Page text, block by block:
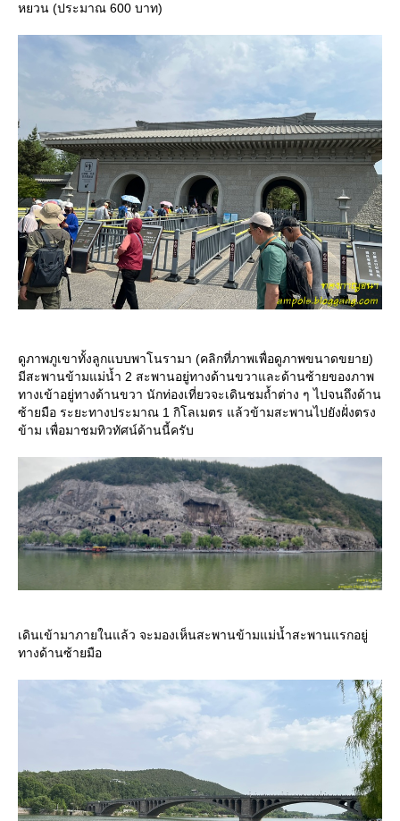
หยวน (ประมาณ 600 บาท)
ดูภาพภูเขาทั้งลูกแบบพาโนรามา (คลิกที่ภาพเพื่อดูภาพขนาดขยาย)
มีสะพานข้ามแม่น้ำ 2 สะพานอยู่ทางด้านขวาและด้านซ้ายของภาพ
ทางเข้าอยู่ทางด้านขวา นักท่องเที่ยวจะเดินชมถ้ำต่าง ๆ ไปจนถึงด้าน
ซ้ายมือ ระยะทางประมาณ 1 กิโลเมตร แล้วข้ามสะพานไปยังฝั่งตรง
ข้าม เพื่อมาชมทิวทัศน์ด้านนี้ครับ
เดินเข้ามาภายในแล้ว จะมองเห็นสะพานข้ามแม่น้ำสะพานแรกอยู่
ทางด้านซ้ายมือ